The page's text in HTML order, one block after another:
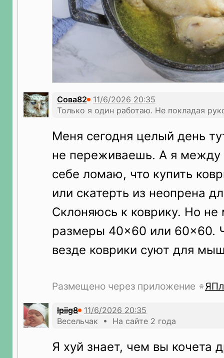
Сова82
Только я один работаю. Не покладая
Меня сегодня целый день
не переживаешь. А я между
себе ломаю, что купить
или скатерть из неопрена
Склоняюсь к коврику. Но не
размеры 40×60 или 60×60.
везде коврики суют для
Размещено через приложение
lpiig8
Весельчак • На сайте 2 года
Я хуй знает, чем вы кочета